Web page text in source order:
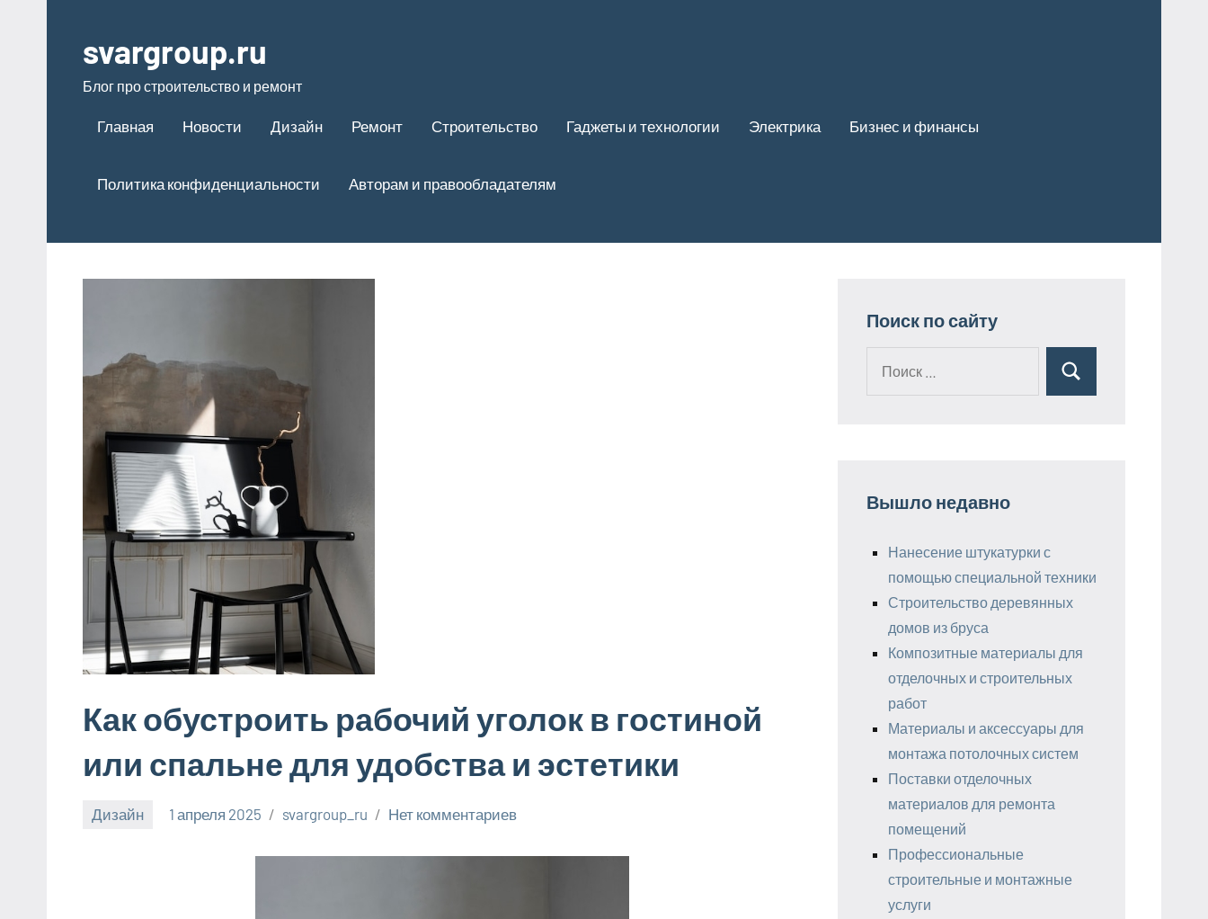
содержимому
svargroup.ru
Блог про строительство и ремонт
Главная Новости Дизайн Ремонт Строительство Гаджеты и технологии Электрика Бизнес и финансы
Политика конфиденциальности Авторам и правообладателям
Как обустроить рабочий уголок в гостиной
или спальне для удобства и эстетики
Дизайн 1 апреля 2025 svargroup_ru Нет комментариев
Поиск по сайту
Поиск
Вышло недавно
Нанесение штукатурки с
помощью специальной техники
Строительство деревянных
домов из бруса
Композитные материалы для
отделочных и строительных
работ
Материалы и аксессуары для
монтажа потолочных систем
Поставки отделочных
материалов для ремонта
помещений
Профессиональные
строительные и монтажные
услуги